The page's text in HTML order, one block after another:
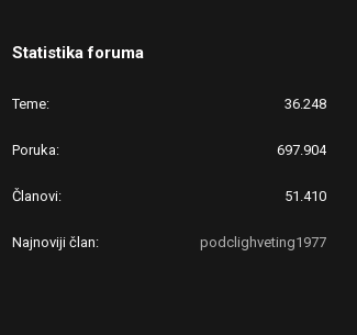
Statistika foruma
Teme 36.248
Poruka 697.904
Članovi 51.410
Najnoviji član podclighveting1977